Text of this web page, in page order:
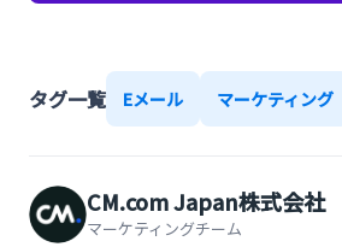
タグ一覧 Eメール マーケティング
CM.com Japan株式会社
マーケティングチーム